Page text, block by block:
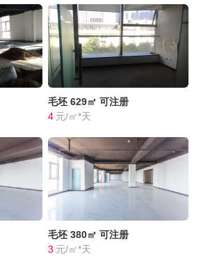
毛坯 629㎡ 可注册
4 元/㎡*天
毛坯 380㎡ 可注册
3 元/㎡*天